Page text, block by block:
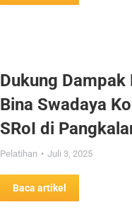
Dukung Dampak
Bina Swadaya
SRoI di
Pelatihan Juli 3, 2025
Baca artikel